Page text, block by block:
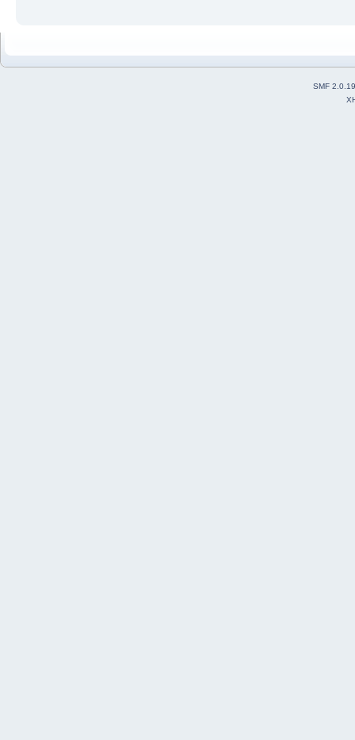
SMF 2.0.19